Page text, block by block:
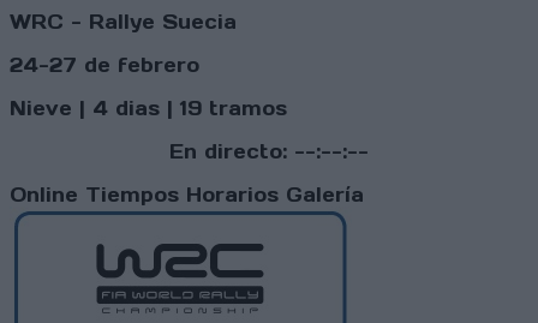
WRC - Rallye Suecia
24-27 de febrero
Nieve | 4 dias | 19 tramos
En directo: --:--:--
Online Tiempos Horarios Galería